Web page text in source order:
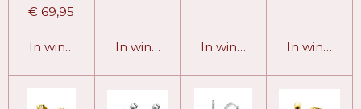
€ 69,95
In winkelwagenIn winkelwagenIn winkelwagen
In